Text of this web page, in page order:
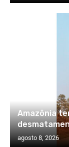
Amazônia
agosto 8, 2026